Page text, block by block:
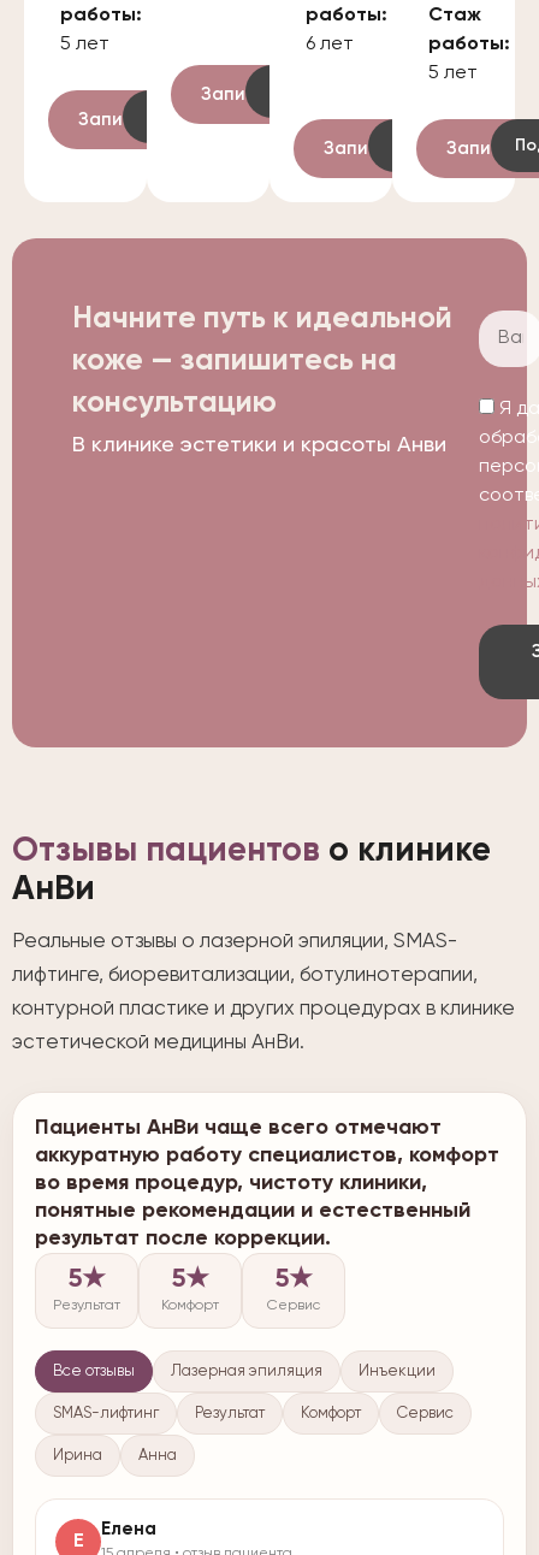
работы:
5 лет
ЗаписатьсяПодробнее
Записаться
работы:
6 лет
ЗаписатьсяПодробнее
Стаж
работы:
5 лет
Начните путь к идеальной
коже — запишитесь на
консультацию​
В клинике эстетики и красоты Анви
Я
Отзывы пациентов о клинике
АнВи
Реальные отзывы о лазерной эпиляции, SMAS-
лифтинге, биоревитализации, ботулинотерапии,
контурной пластике и других процедурах в клинике
эстетической медицины АнВи.
Пациенты АнВи чаще всего отмечают
аккуратную работу специалистов, комфорт
во время процедур, чистоту клиники,
понятные рекомендации и естественный
результат после коррекции.
5★
Результат
5★
Комфорт
5★
Сервис
Все отзывы Лазерная эпиляция Инъекции
SMAS-лифтинг Результат Комфорт Сервис
Ирина Анна
Е
Елена